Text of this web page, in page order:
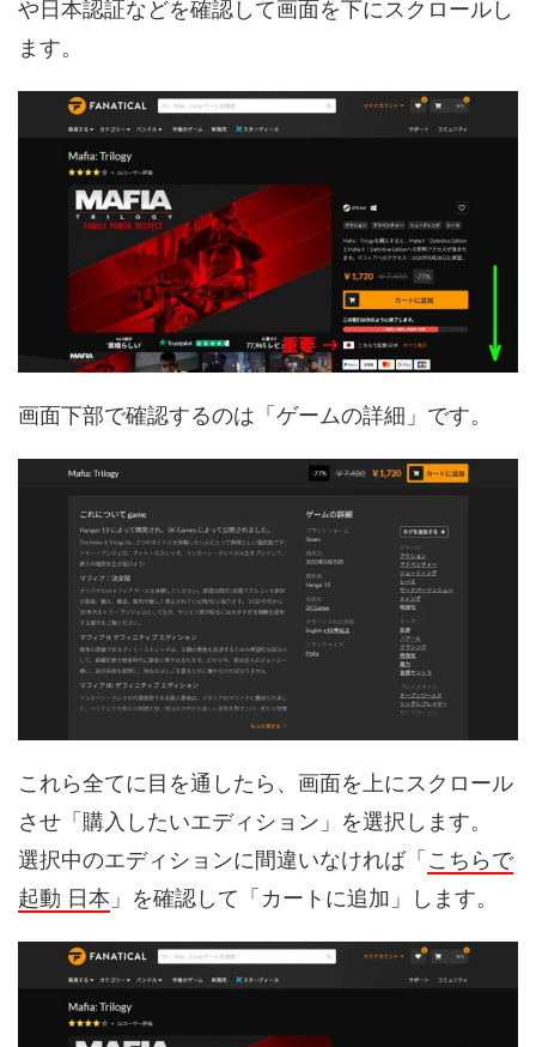
や日本認証などを確認して画面を下にスクロールし
ます。
画面下部で確認するのは「ゲームの詳細」です。
これら全てに目を通したら、画面を上にスクロール
させ「購入したいエディション」を選択します。
選択中のエディションに間違いなければ「 こちらで
起動 日本 」を確認して「カートに追加」します。